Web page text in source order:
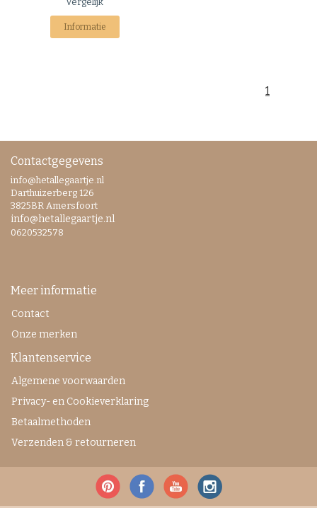
Informatie
1
Contactgegevens
info@hetallegaartje.nl
Darthuizerberg 126
3825BR Amersfoort
info@hetallegaartje.nl
0620532578
Meer informatie
Contact
Onze merken
Klantenservice
Algemene voorwaarden
Privacy- en Cookieverklaring
Betaalmethoden
Verzenden & retourneren